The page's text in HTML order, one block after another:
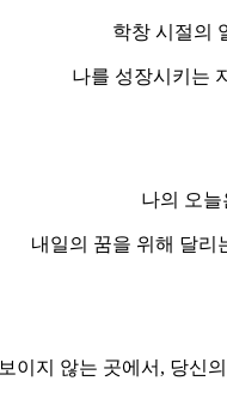
학창 시절의
나를 성장시키는
나의 오늘
내일의 꿈을 위해 달리
보이지 않는 곳에서, 당신